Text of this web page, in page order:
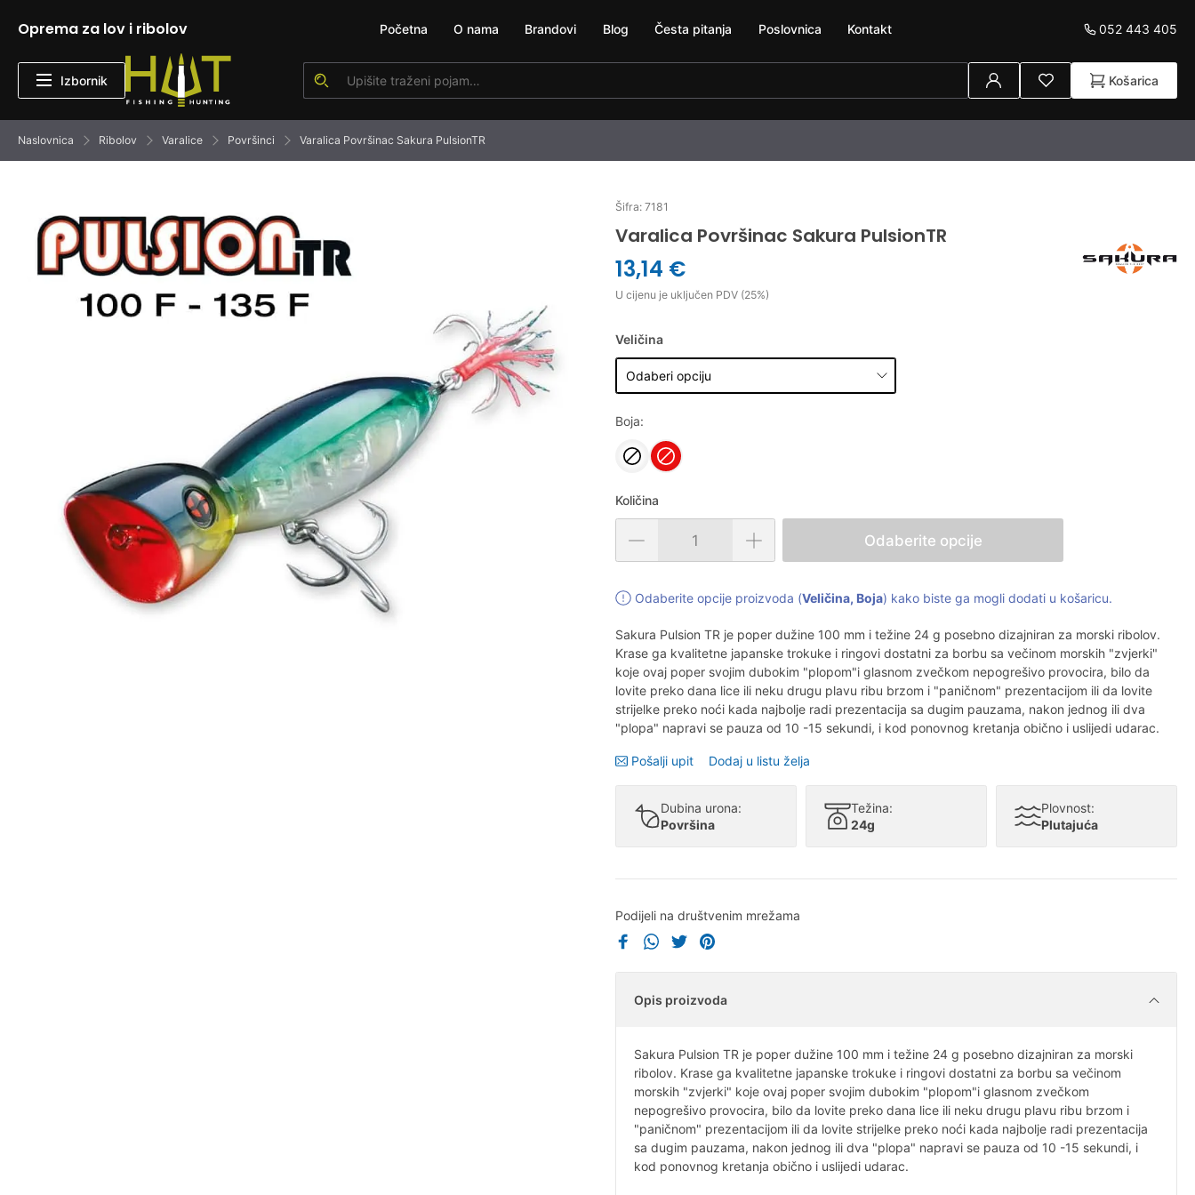
Oprema za lov i ribolov Početna O nama Brandovi Blog Česta pitanja Poslovnica Kontakt 052 443 405
Izbornik Košarica
Naslovnica Ribolov Varalice Površinci Varalica Površinac Sakura PulsionTR
Šifra: 7181
Varalica Površinac Sakura PulsionTR
13,14 €
U cijenu je uključen PDV (25%)
Veličina
Boja:
Količina
Odaberite opcije
Odaberite opcije proizvoda (Veličina, Boja) kako biste ga mogli dodati u košaricu.
Sakura Pulsion TR je poper dužine 100 mm i težine 24 g posebno dizajniran za morski ribolov.
Krase ga kvalitetne japanske trokuke i ringovi dostatni za borbu sa večinom morskih "zvjerki"
koje ovaj poper svojim dubokim "plopom"i glasnom zvečkom nepogrešivo provocira, bilo da
lovite preko dana lice ili neku drugu plavu ribu brzom i "paničnom" prezentacijom ili da lovite
strijelke preko noći kada najbolje radi prezentacija sa dugim pauzama, nakon jednog ili dva
"plopa" napravi se pauza od 10 -15 sekundi, i kod ponovnog kretanja obično i uslijedi udarac.
Pošalji upit Dodaj u listu želja
Dubina urona:
Površina
Težina:
24g
Plovnost:
Plutajuća
Podijeli na društvenim mrežama
Opis proizvoda
Sakura Pulsion TR je poper dužine 100 mm i težine 24 g posebno dizajniran za morski
ribolov. Krase ga kvalitetne japanske trokuke i ringovi dostatni za borbu sa večinom
morskih "zvjerki" koje ovaj poper svojim dubokim "plopom"i glasnom zvečkom
nepogrešivo provocira, bilo da lovite preko dana lice ili neku drugu plavu ribu brzom i
"paničnom" prezentacijom ili da lovite strijelke preko noći kada najbolje radi prezentacija
sa dugim pauzama, nakon jednog ili dva "plopa" napravi se pauza od 10 -15 sekundi, i
kod ponovnog kretanja obično i uslijedi udarac.